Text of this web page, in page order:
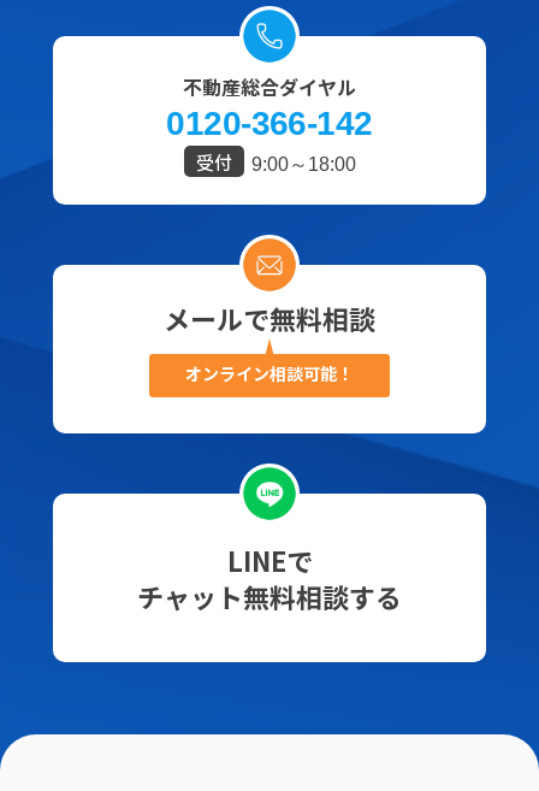
不動産総合ダイヤル
0120-366-142
受付 9:00～18:00
メールで無料相談
オンライン相談可能！
LINEで
チャット無料相談する